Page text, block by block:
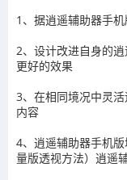
1、据逍遥辅助器手
2、设计改进自身的
更好的效果
3、在相同境况中灵
内容
4、逍遥辅助器手机
量版透视方法）逍遥